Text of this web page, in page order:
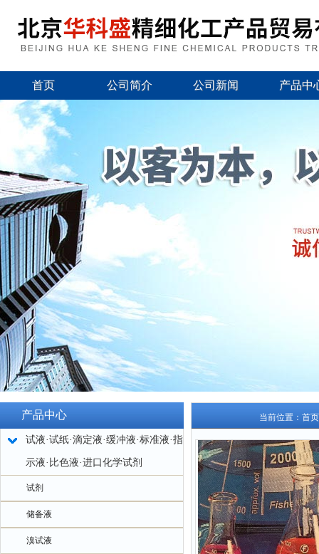
首页 公司简介 公司新闻 产品中
产品中心
试液·试纸·滴定液·缓冲液·标准液·指
示液·比色液·进口化学试剂
试剂
储备液
溴试液
当前位置： 首页